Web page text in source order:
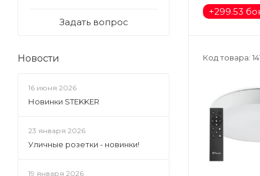
+299.53
Код товара:
Задать вопрос
Новости
16 июня 2026
Новинки STEKKER
23 января 2026
Уличные розетки - новинки!
19 января 2026